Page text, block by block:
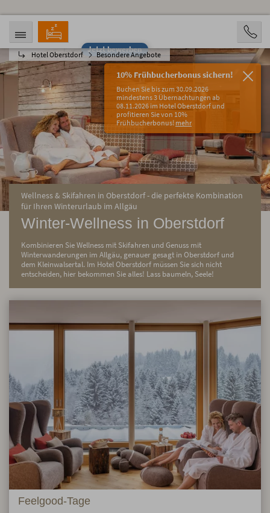
Jetzt bewerben
Hotel Oberstdorf Besondere Angebote
10% Frühbucherbonus sichern!
Buchen Sie bis zum 30.09.2026
mindestens 3 Übernachtungen ab
08.11.2026 im Hotel Oberstdorf und
profitieren Sie von 10%
Frühbucherbonus! mehr
ANREISE
09.08.2026
ABREISE
14.08.2026
PERSONEN
2 Personen
BUCHEN
Wellness & Skifahren in Oberstdorf - die perfekte Kombination
für Ihren Winterurlaub im Allgäu
Winter-Wellness in Oberstdorf
Kombinieren Sie Wellness mit Skifahren und Genuss mit
Winterwanderungen im Allgäu, genauer gesagt in Oberstdorf und
dem Kleinwalsertal. Im Hotel Oberstdorf müssen Sie sich nicht
entscheiden, hier bekommen Sie alles! Lass baumeln, Seele!
Feelgood-Tage